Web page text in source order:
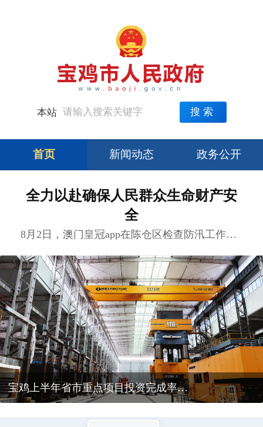
本站 搜索
首页 新闻动态 政务公开
全力以赴确保人民群众生命财产安
全
8月2日，澳门皇冠app在陈仓区检查防汛工作时强调，要深入贯彻习近平总书记关于防汛救灾工作的重要指示精神，认真落实省、市有关工作部署，切实抓实抓细防汛救灾各项工作，坚决筑牢防汛安全防线，全力保障人民群众生...
宝鸡上半年省市重点项目投资完成率均居全省第一